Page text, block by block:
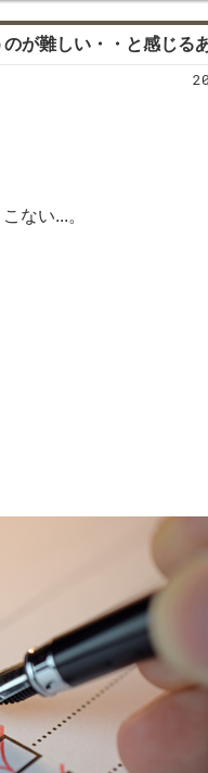
が難しい・・と感じる
ない...。